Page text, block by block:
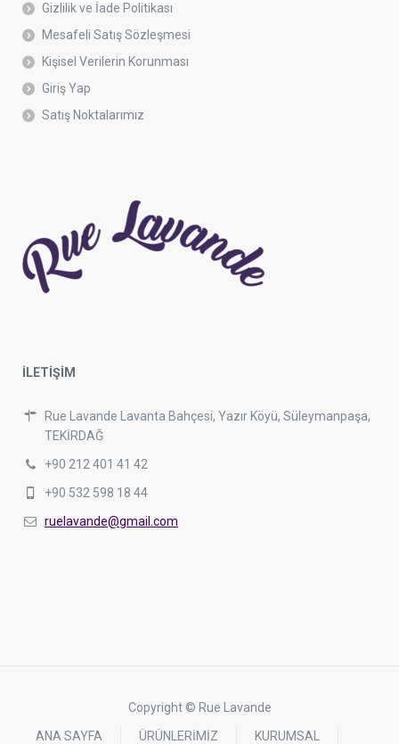
Gizlilik ve İade Politikası
Mesafeli Satış Sözleşmesi
Kişisel Verilerin Korunması
Giriş Yap
Satış Noktalarımız
İLETİŞİM
Rue Lavande Lavanta Bahçesi, Yazır Köyü, Süleymanpaşa,
TEKİRDAĞ
+90 212 401 41 42
+90 532 598 18 44
ruelavande@gmail.com
Copyright © Rue Lavande
ANA SAYFA
ÜRÜNLERİMİZ KURUMSAL